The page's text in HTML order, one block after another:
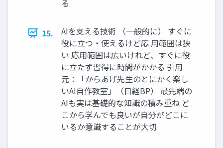
る
15.
AIを支える技術 （一般的に） すぐに
役に立つ・使えるけど応 用範囲は狭
い 応用範囲は広いけれど、すぐに役
に立たず習得に時間がかかる 引用
元：「からあげ先生のとにかく楽し
いAI自作教室」（日経BP） 最先端の
AIも実は基礎的な知識の積み重ね ど
こから学んでも良いが自分がどこに
いるか意識することが大切